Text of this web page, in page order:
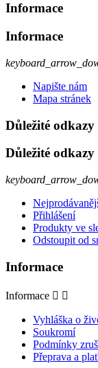
Informace
Informace
Napište nám
Mapa stránek
Důležité odkazy
Důležité odkazy
Přihlášení
Produkty ve
Odstoupit od
Informace
Informace  
Vyhláška o
Soukromí
Podmínky
Přeprava a